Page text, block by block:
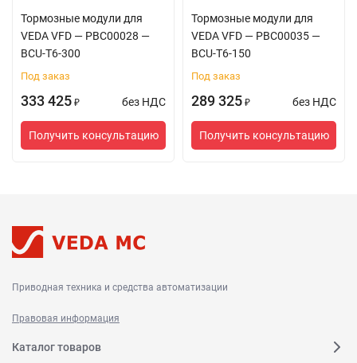
Тормозные модули для
VEDA VFD — PBC00028 —
BCU-T6-300
Под заказ
333 425 ₽ без НДС
Получить консультацию
Тормозные модули для
VEDA VFD — PBC00035 —
BCU-T6-150
Под заказ
289 325 ₽ без НДС
Получить консультацию
Приводная техника и средства автоматизации
Правовая информация
Каталог товаров